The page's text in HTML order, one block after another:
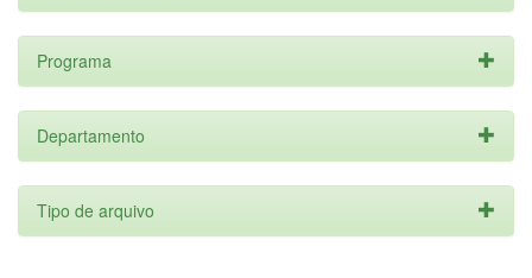
Programa
Departamento
Tipo de arquivo